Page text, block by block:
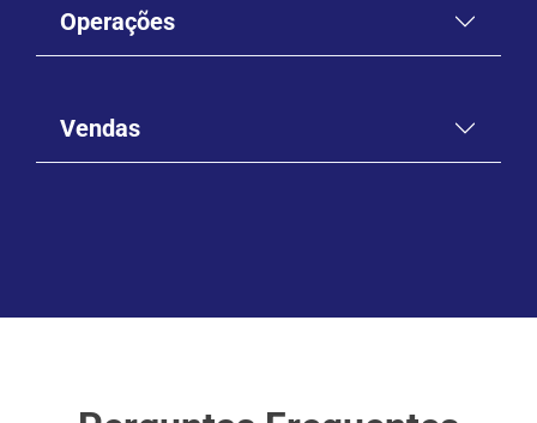
Operações
Gestão de Projetos
Vendas